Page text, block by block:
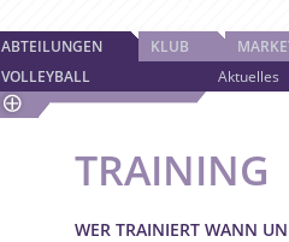
ABTEILUNGEN
VOLLEYBALL
Aktuelles
KLUB
TRAINING
WER TRAINIERT WANN